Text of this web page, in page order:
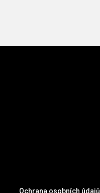
Ochrana osobních údajů